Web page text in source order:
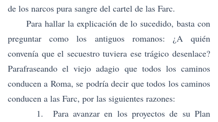
de los narcos pura sangre del cartel de las Farc.
Para hallar la explicación de lo sucedido, basta con
preguntar como los antiguos romanos: ¿A quién
convenía que el secuestro tuviera ese trágico desenlace?
Parafraseando el viejo adagio que todos los caminos
conducen a Roma, se podría decir que todos los caminos
conducen a las Farc, por las siguientes razones:
1. Para avanzar en los proyectos de su Plan